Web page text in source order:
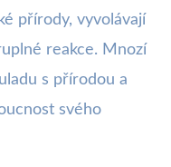
přírody, vyvolávají
reakce. Mnozí
s přírodou a
svého